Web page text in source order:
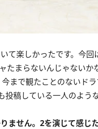
て楽しかったです。今
まらないんじゃないか
まで観たことのないド
稿している一人のよう
せん。2を演じて感じた